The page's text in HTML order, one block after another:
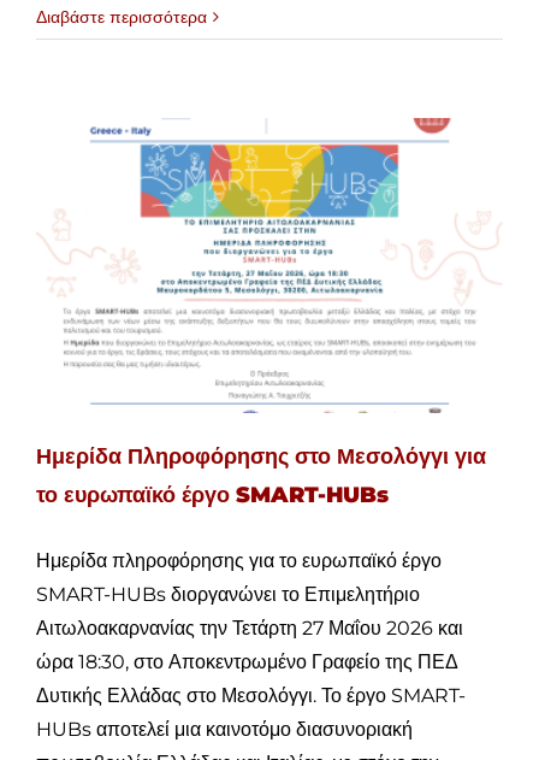
Διαβάστε περισσότερα
Ημερίδα Πληροφόρησης στο Μεσολόγγι για
το ευρωπαϊκό έργο SMART-HUBs
Ημερίδα πληροφόρησης για το ευρωπαϊκό έργο
SMART-HUBs διοργανώνει το Επιμελητήριο
Αιτωλοακαρνανίας την Τετάρτη 27 Μαΐου 2026 και
ώρα 18:30, στο Αποκεντρωμένο Γραφείο της ΠΕΔ
Δυτικής Ελλάδας στο Μεσολόγγι. Το έργο SMART-
HUBs αποτελεί μια καινοτόμο διασυνοριακή